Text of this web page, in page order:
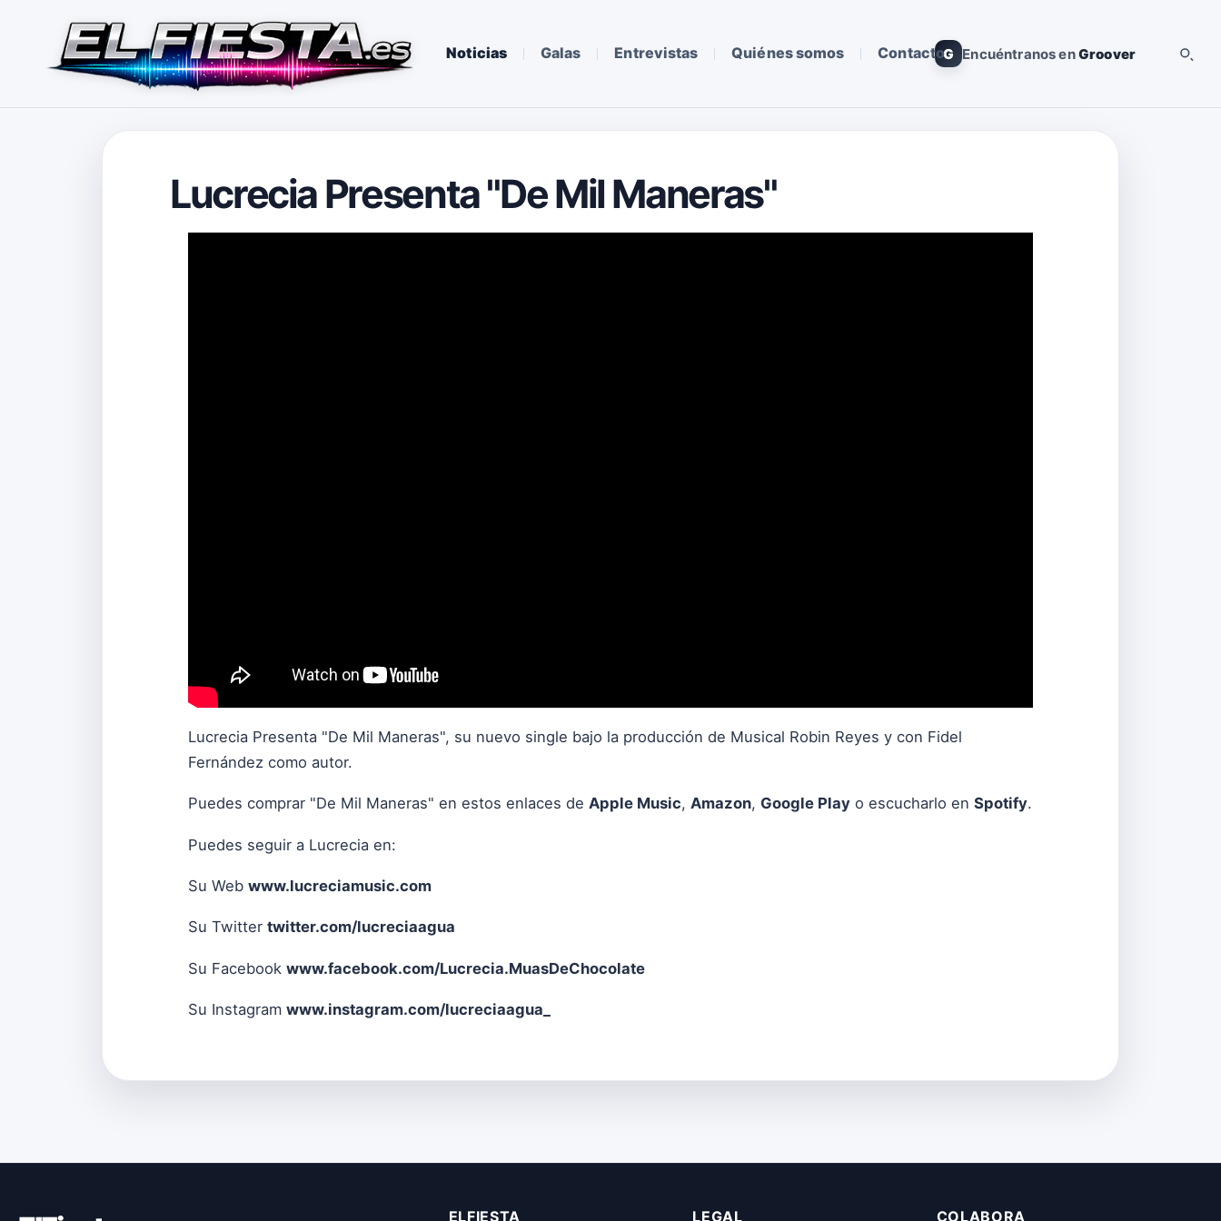
Noticias Galas Entrevistas Quiénes somos ContactoG Encuéntranos enGroover
Lucrecia Presenta "De Mil Maneras"
Lucrecia Presenta "De Mil Maneras", su nuevo single bajo la producción de Musical Robin Reyes y con Fidel
Fernández como autor.
Puedes comprar "De Mil Maneras" en estos enlaces de Apple Music, Amazon, Google Play o escucharlo en Spotify.
Puedes seguir a Lucrecia en:
Su Web www.lucreciamusic.com
Su Twitter twitter.com/lucreciaagua
Su Facebook www.facebook.com/Lucrecia.MuasDeChocolate
Su Instagram www.instagram.com/lucreciaagua_
ELFIESTA LEGAL COLABORA